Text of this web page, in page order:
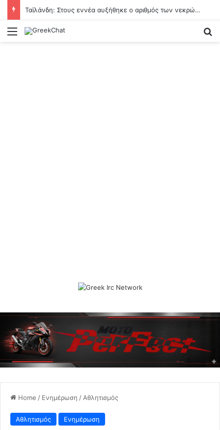
Ταϊλάνδη: Στους εννέα αυξήθηκε ο αριθμός των νεκρών από την αιματηρή επίθεση σε σχολείο
Menu
Home / Ενημέρωση / Αθλητισμός
Αθλητισμός Ενημέρωση